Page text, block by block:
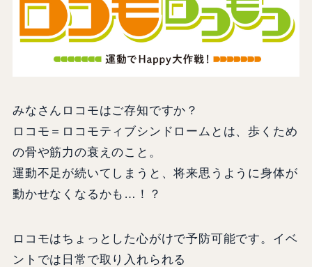
みなさんロコモはご存知ですか？
ロコモ＝ロコモティブシンドロームとは、歩くため
の骨や筋力の衰えのこと。
運動不足が続いてしまうと、将来思うように身体が
動かせなくなるかも…！？
ロコモはちょっとした心がけで予防可能です。イベ
ントでは日常で取り入れられる